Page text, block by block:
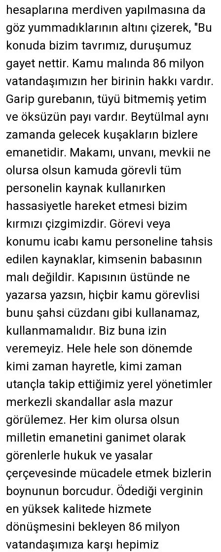
hesaplarına merdiven yapılmasına da
göz yummadıklarının altını çizerek, "Bu
konuda bizim tavrımız, duruşumuz
gayet nettir. Kamu malında 86 milyon
vatandaşımızın her birinin hakkı vardır.
Garip gurebanın, tüyü bitmemiş yetim
ve öksüzün payı vardır. Beytülmal aynı
zamanda gelecek kuşakların bizlere
emanetidir. Makamı, unvanı, mevkii ne
olursa olsun kamuda görevli tüm
personelin kaynak kullanırken
hassasiyetle hareket etmesi bizim
kırmızı çizgimizdir. Görevi veya
konumu icabı kamu personeline tahsis
edilen kaynaklar, kimsenin babasının
malı değildir. Kapısının üstünde ne
yazarsa yazsın, hiçbir kamu görevlisi
bunu şahsi cüzdanı gibi kullanamaz,
kullanmamalıdır. Biz buna izin
veremeyiz. Hele hele son dönemde
kimi zaman hayretle, kimi zaman
utançla takip ettiğimiz yerel yönetimler
merkezli skandallar asla mazur
görülemez. Her kim olursa olsun
milletin emanetini ganimet olarak
görenlerle hukuk ve yasalar
çerçevesinde mücadele etmek bizlerin
boynunun borcudur. Ödediği verginin
en yüksek kalitede hizmete
dönüşmesini bekleyen 86 milyon
vatandaşımıza karşı hepimiz